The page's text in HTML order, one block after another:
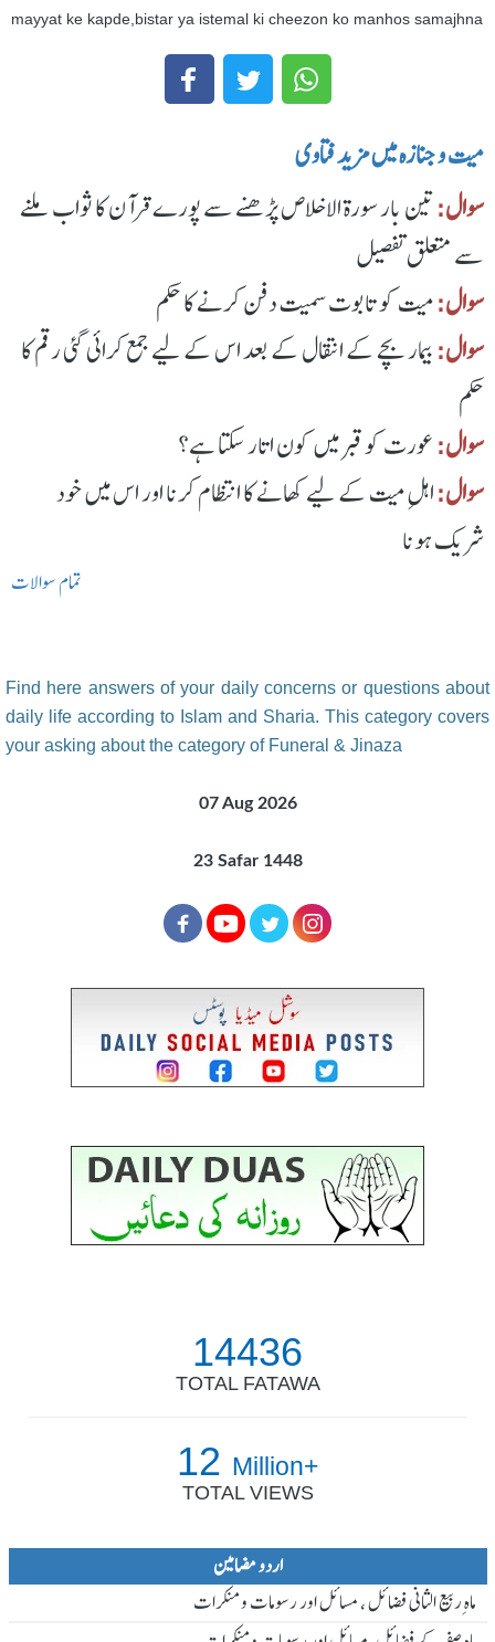
mayyat ke kapde,bistar ya istemal ki cheezon ko manhos samajhna
میت و جنازہ میں مزید فتاوی
سوال:تین بار سورۃ الاخلاص پڑھنے سے پورے قرآن کا ثواب ملنے
سے متعلق تفصیل
سوال:میت کو تابوت سمیت دفن کرنے کا حکم
سوال:بیمار بچے کے انتقال کے بعد اس کے لیے جمع کرائی گئی رقم کا
حکم
سوال:عورت کو قبر میں کون اتار سکتا ہے؟
سوال:اہلِ میت کے لیے کھانے کا انتظام کرنا اور اس میں خود
شریک ہونا
تمام سوالات
Find here answers of your daily concerns or questions about
daily life according to Islam and Sharia. This category covers
your asking about the category of Funeral & Jinaza
07 Aug 2026
23 Safar 1448
14436
TOTAL FATAWA
12 Million+
TOTAL VIEWS
اردو مضامین
ماہ ِربیع الثانی فضائل ، مسائل اور رسومات و منکرات